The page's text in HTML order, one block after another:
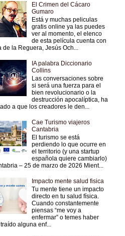
El Crimen del Cácaro
Gumaro
Está y muchas peliculas
gratis online ya las puedes
ver al momento, el elenco
de esta película cuenta con
de la Reguera, Jesús Och...
IA palabra Diccionario
Collins
Las conversaciones sobre
si será una fuerza para el
bien revolucionario o la
destrucción apocalíptica, ha
a que los creadores le den...
Cae Turismo viajeros
Cantabria
El turismo se está
perdiendo lo que ocurre en
el territorio (y una startup
española quiere cambiarlo)
– 25 de marzo de 2026 Mient...
Impacto mente salud fisica
Tu mente tiene un impacto
directo en tu salud física.
Cuando constantemente
piensas “me voy a
enfermar” o temes haber
alguna enf...